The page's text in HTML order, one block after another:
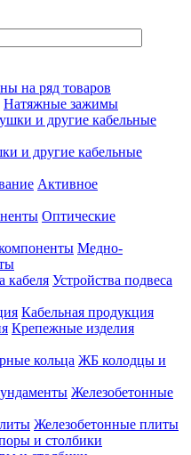
на ряд товаров
Натяжные зажимы
и другие кабельные
Активное
Оптические
Медно-
Устройства подвеса
Кабельная продукция
Крепежные изделия
ЖБ колодцы и
Железобетонные
Железобетонные плиты